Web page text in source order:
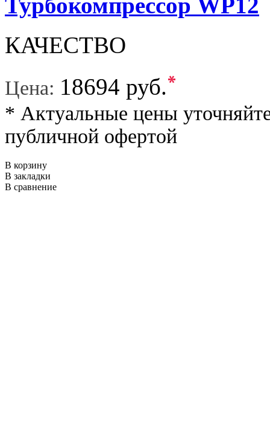
КАЧЕСТВО
Цена: 18694 руб.*
* Актуальные цены
публичной офертой
В корзину
В закладки
В сравнение